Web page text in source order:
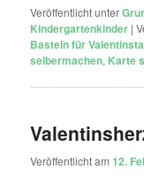
Veröffentlicht unter
Kindergartenkinder |
Basteln für
selbermachen, Karte
Veröffentlicht am12.